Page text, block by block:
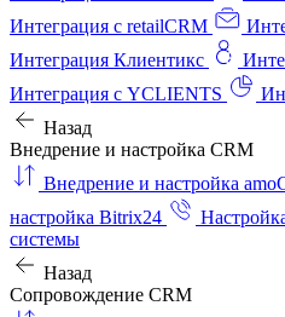
Интеграция с retailCRM
Интеграция Клиентикс
Интеграция с YCLIENTS
Назад
Внедрение и настройка CRM
Внедрение и настройка
настройка Bitrix24
системы
Назад
Сопровождение CRM